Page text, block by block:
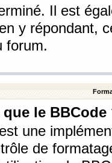
Il est
y répondant,
forum.
que le BBCode
une
de